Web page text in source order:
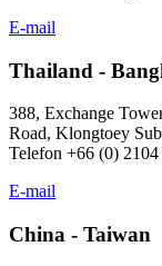
E-mail
Thailand -
388, Exchange
Road, Klongtoey
Telefon +66 (0)
E-mail
China - Taiwan